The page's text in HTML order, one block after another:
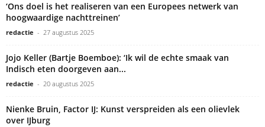
‘Ons doel is het realiseren van een Europees netwerk van
hoogwaardige nachttreinen’
redactie - 27 augustus 2025
Jojo Keller (Bartje Boemboe): ‘Ik wil de echte smaak van
Indisch eten doorgeven aan...
redactie - 20 augustus 2025
Nienke Bruin, Factor IJ: Kunst verspreiden als een olievlek
over IJburg